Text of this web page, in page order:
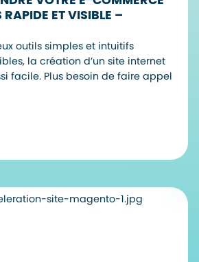
RAPIDE ET VISIBLE –
outils simples et intuitifs
la création d’un site internet
facile. Plus besoin de faire appel